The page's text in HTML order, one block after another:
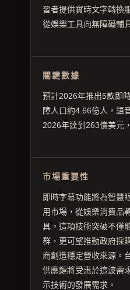
習者提供實時文字轉換
從娛樂工具向無障礙輔
關鍵數據
預計2026年推出5款即
障人口約4.66億人，語
2026年達到263億美元
市場重要性
即時字幕功能將為智慧
用市場，從娛樂消費品
具。這項技術突破不僅
群，更可望推動政府採
商創造穩定營收來源。
供應鏈將受惠於這波需
示技術的發展需求。